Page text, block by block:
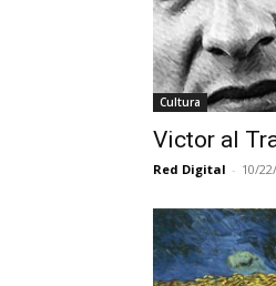
Cultura
Victor al
Red Digital - 10/